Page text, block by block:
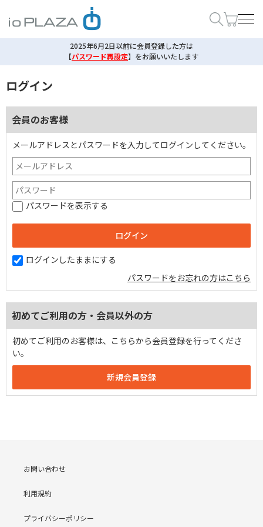
2025年6月2日以前に会員登録した方は
【パスワード再設定】 をお願いいたします
ログイン
会員のお客様
メールアドレスとパスワードを入力してログインしてください。
パスワードを表示する
ログインしたままにする
パスワードをお忘れの方はこちら
初めてご利用の方・会員以外の方
初めてご利用のお客様は、こちらから会員登録を行ってくださ
い。
お問い合わせ
利用規約
プライバシーポリシー